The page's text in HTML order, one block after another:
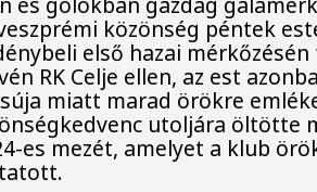
közönség péntek
első hazai
RK Celje ellen, az est
miatt marad örökre
utoljára öltötte
es mezét, amelyet a klub